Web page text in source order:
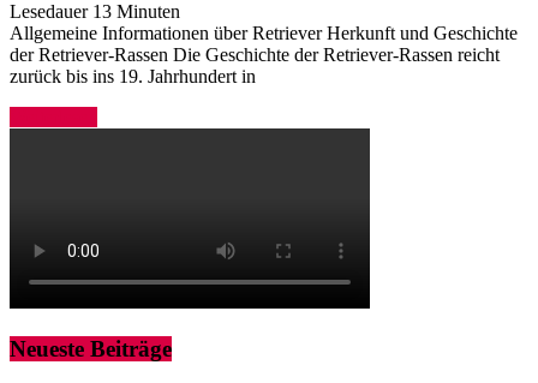
Lesedauer 13 Minuten
Allgemeine Informationen über Retriever Herkunft und Geschichte
der Retriever-Rassen Die Geschichte der Retriever-Rassen reicht
zurück bis ins 19. Jahrhundert in
Neueste Beiträge